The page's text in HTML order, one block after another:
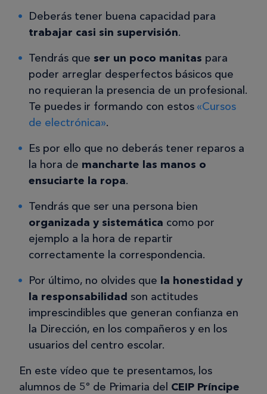
Deberás tener buena capacidad para
trabajar casi sin supervisión.
Tendrás que ser un poco manitas para
poder arreglar desperfectos básicos que
no requieran la presencia de un profesional.
Te puedes ir formando con estos «Cursos
de electrónica».
Es por ello que no deberás tener reparos a
la hora de mancharte las manos o
ensuciarte la ropa.
Tendrás que ser una persona bien
organizada y sistemática como por
ejemplo a la hora de repartir
correctamente la correspondencia.
Por último, no olvides que la honestidad y
la responsabilidad son actitudes
imprescindibles que generan confianza en
la Dirección, en los compañeros y en los
usuarios del centro escolar.
En este vídeo que te presentamos, los
alumnos de 5º de Primaria del CEIP Príncipe